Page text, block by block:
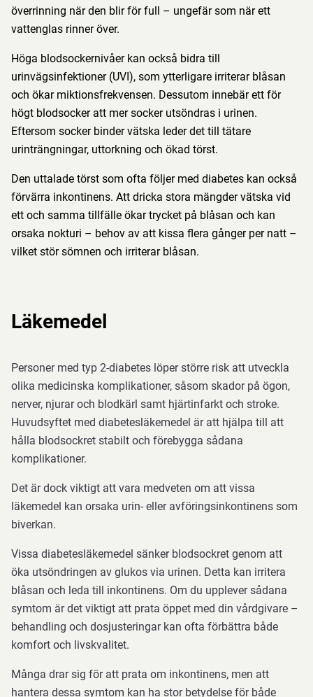
överrinning när den blir för full – ungefär som när ett
vattenglas rinner över.
Höga blodsockernivåer kan också bidra till
urinvägsinfektioner (UVI), som ytterligare irriterar blåsan
och ökar miktionsfrekvensen. Dessutom innebär ett för
högt blodsocker att mer socker utsöndras i urinen.
Eftersom socker binder vätska leder det till tätare
urinträngningar, uttorkning och ökad törst.
Den uttalade törst som ofta följer med diabetes kan också
förvärra inkontinens. Att dricka stora mängder vätska vid
ett och samma tillfälle ökar trycket på blåsan och kan
orsaka nokturi – behov av att kissa flera gånger per natt –
vilket stör sömnen och irriterar blåsan.
Läkemedel
Personer med typ 2-diabetes löper större risk att utveckla
olika medicinska komplikationer, såsom skador på ögon,
nerver, njurar och blodkärl samt hjärtinfarkt och stroke.
Huvudsyftet med diabetesläkemedel är att hjälpa till att
hålla blodsockret stabilt och förebygga sådana
komplikationer.
Det är dock viktigt att vara medveten om att vissa
läkemedel kan orsaka urin- eller avföringsinkontinens som
biverkan.
Vissa diabetesläkemedel sänker blodsockret genom att
öka utsöndringen av glukos via urinen. Detta kan irritera
blåsan och leda till inkontinens. Om du upplever sådana
symtom är det viktigt att prata öppet med din vårdgivare –
behandling och dosjusteringar kan ofta förbättra både
komfort och livskvalitet.
Många drar sig för att prata om inkontinens, men att
hantera dessa symtom kan ha stor betydelse för både